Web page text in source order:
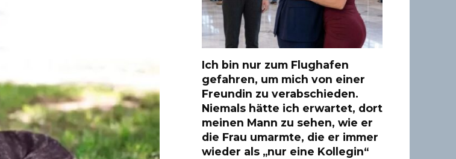
Ich bin nur zum Flughafen
gefahren, um mich von einer
Freundin zu verabschieden.
Niemals hätte ich erwartet, dort
meinen Mann zu sehen, wie er
die Frau umarmte, die er immer
wieder als „nur eine Kollegin“